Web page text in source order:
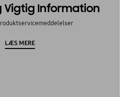
Vigtig Information
LÆS MERE